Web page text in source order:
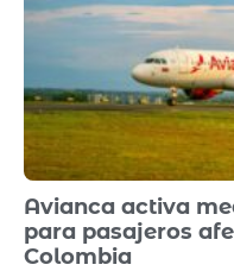
Avianca activa
para pasajeros
Colombia